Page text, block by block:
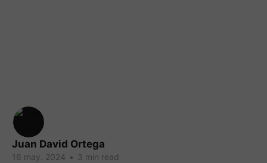
Juan David Ortega
16 may. 2024 • 3 min read